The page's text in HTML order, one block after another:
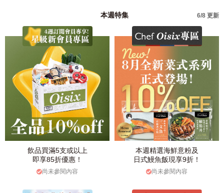
本週特集 6/8 更新
飲品買滿5支或以上
即享85折優惠！
尚未參閱內容
本週精選海鮮意粉及
日式鰻魚飯現享9折！
尚未參閱內容